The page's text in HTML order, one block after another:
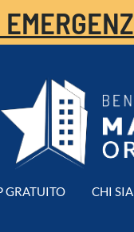
GRATUITO CHI